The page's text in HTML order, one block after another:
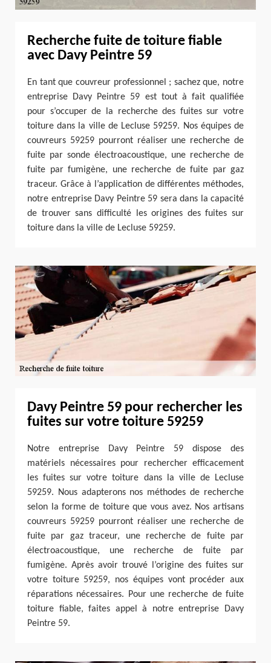
Recherche fuite de toiture fiable
avec Davy Peintre 59
En tant que couvreur professionnel ; sachez que, notre
entreprise Davy Peintre 59 est tout à fait qualifiée
pour s’occuper de la recherche des fuites sur votre
toiture dans la ville de Lecluse 59259. Nos équipes de
couvreurs 59259 pourront réaliser une recherche de
fuite par sonde électroacoustique, une recherche de
fuite par fumigène, une recherche de fuite par gaz
traceur. Grâce à l’application de différentes méthodes,
notre entreprise Davy Peintre 59 sera dans la capacité
de trouver sans difficulté les origines des fuites sur
toiture dans la ville de Lecluse 59259.
Davy Peintre 59 pour rechercher les
fuites sur votre toiture 59259
Notre entreprise Davy Peintre 59 dispose des
matériels nécessaires pour rechercher efficacement
les fuites sur votre toiture dans la ville de Lecluse
59259. Nous adapterons nos méthodes de recherche
selon la forme de toiture que vous avez. Nos artisans
couvreurs 59259 pourront réaliser une recherche de
fuite par gaz traceur, une recherche de fuite par
électroacoustique, une recherche de fuite par
fumigène. Après avoir trouvé l’origine des fuites sur
votre toiture 59259, nos équipes vont procéder aux
réparations nécessaires. Pour une recherche de fuite
toiture fiable, faites appel à notre entreprise Davy
Peintre 59.